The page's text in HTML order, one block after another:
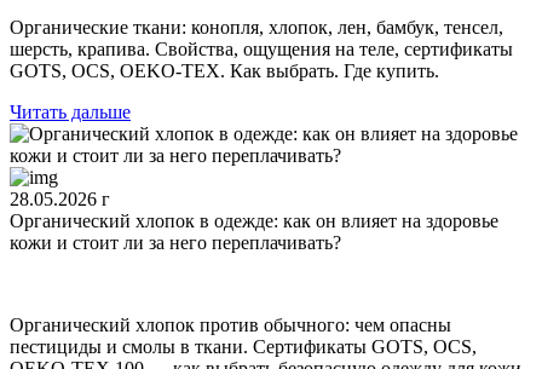
Органические ткани: конопля, хлопок, лен, бамбук, тенсел,
шерсть, крапива. Свойства, ощущения на теле, сертификаты
GOTS, OCS, OEKO-TEX. Как выбрать. Где купить.
Читать дальше
28.05.2026 г
Органический хлопок в одежде: как он влияет на здоровье
кожи и стоит ли за него переплачивать?
Органический хлопок против обычного: чем опасны
пестициды и смолы в ткани. Сертификаты GOTS, OCS,